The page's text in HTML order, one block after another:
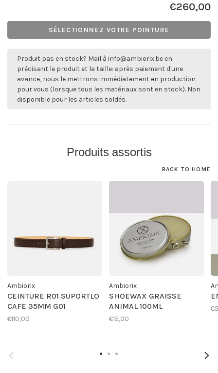
€260,00
SÉLECTIONNEZ VOTRE POINTURE
Produit pas en stock? Mail à info@ambiorix.be en
précisant le produit et la taille: après paiement d'une
avance, nous le mettrons immédiatement en production
pour vous (lorsque tous les matériaux sont en stock). Non
disponible pour les articles soldés.
Produits assortis
BACK TO HOME
Ambiorix
CEINTURE R01 SUPORTLO
CAFE 35MM G01
€110,00
Ambiorix
SHOEWAX GRAISSE
ANIMAL 100ML
€15,00